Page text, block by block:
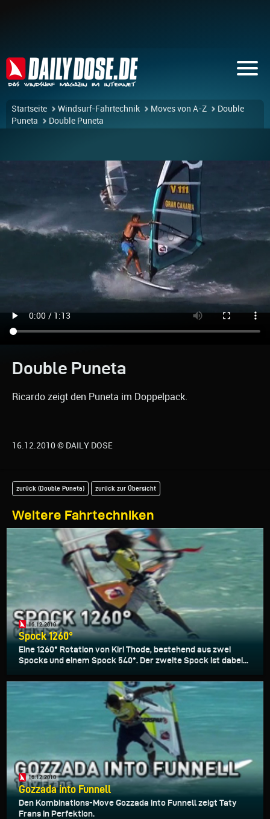
Startseite Windsurf-Fahrtechnik Moves von A-Z
Double
Puneta
Double Puneta
Double Puneta
Ricardo zeigt den Puneta im Doppelpack.
16.12.2010 © DAILY DOSE
Weitere Fahrtechniken
zurück (Double Puneta) zurück zur Übersicht
16.12.2010
Spock 1260°
Eine 1260° Rotation von Kiri Thode, bestehend aus zwei
Spocks und einem Spock 540°. Der zweite Spock ist dabei...
16.12.2010
Gozzada into Funnell
Den Kombinations-Move Gozzada into Funnell zeigt Taty
Frans in Perfektion.